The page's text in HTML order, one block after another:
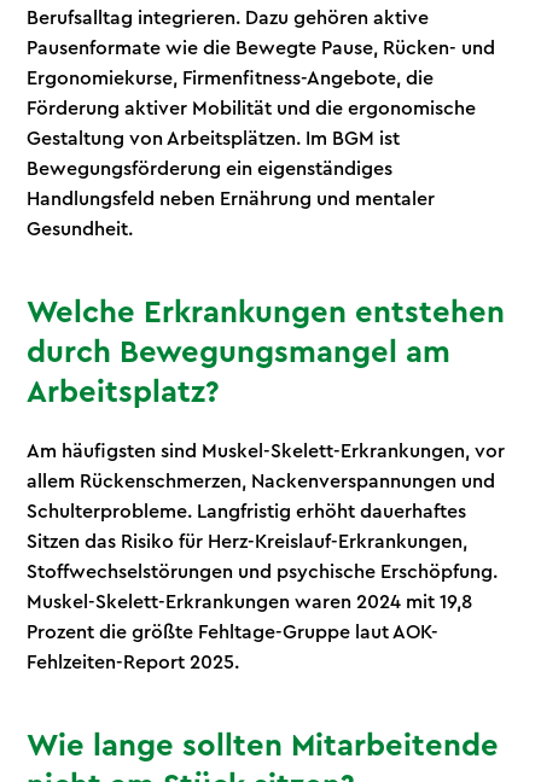
Berufsalltag integrieren. Dazu gehören aktive
Pausenformate wie die Bewegte Pause, Rücken- und
Ergonomiekurse, Firmenfitness-Angebote, die
Förderung aktiver Mobilität und die ergonomische
Gestaltung von Arbeitsplätzen. Im BGM ist
Bewegungsförderung ein eigenständiges
Handlungsfeld neben Ernährung und mentaler
Gesundheit.
Welche Erkrankungen entstehen
durch Bewegungsmangel am
Arbeitsplatz?
Am häufigsten sind Muskel-Skelett-Erkrankungen, vor
allem Rückenschmerzen, Nackenverspannungen und
Schulterprobleme. Langfristig erhöht dauerhaftes
Sitzen das Risiko für Herz-Kreislauf-Erkrankungen,
Stoffwechselstörungen und psychische Erschöpfung.
Muskel-Skelett-Erkrankungen waren 2024 mit 19,8
Prozent die größte Fehltage-Gruppe laut AOK-
Fehlzeiten-Report 2025.
Wie lange sollten Mitarbeitende